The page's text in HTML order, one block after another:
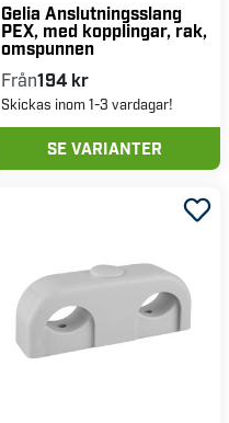
Gelia Anslutningsslang
PEX, med kopplingar, rak,
omspunnen
Från194 kr
Skickas inom 1-3 vardagar!
SE VARIANTER